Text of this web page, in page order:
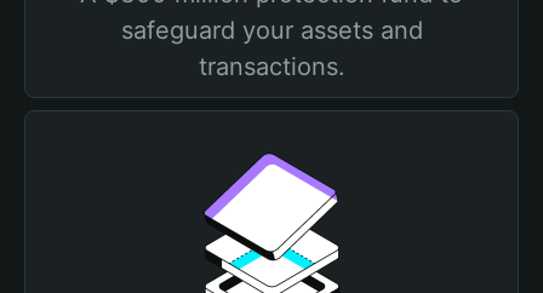
safeguard your assets and
transactions.